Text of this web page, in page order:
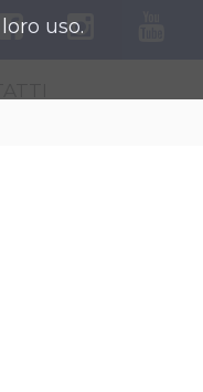
uso.